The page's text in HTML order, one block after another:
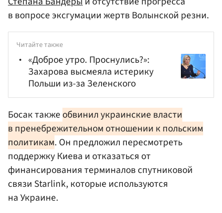
в вопросе эксгумации жертв Волынской резни.
Читайте также
«Доброе утро. Проснулись?»:
Захарова высмеяла истерику
Польши из-за Зеленского
Босак также обвинил украинские власти
в пренебрежительном отношении к польским
политикам. Он предложил пересмотреть
поддержку Киева и отказаться от
финансирования терминалов спутниковой
связи Starlink, которые используются
на Украине.